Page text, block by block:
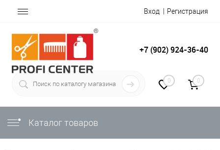
Вход Регистрация
+7 (902) 924-36-40
0 0
Каталог товаров